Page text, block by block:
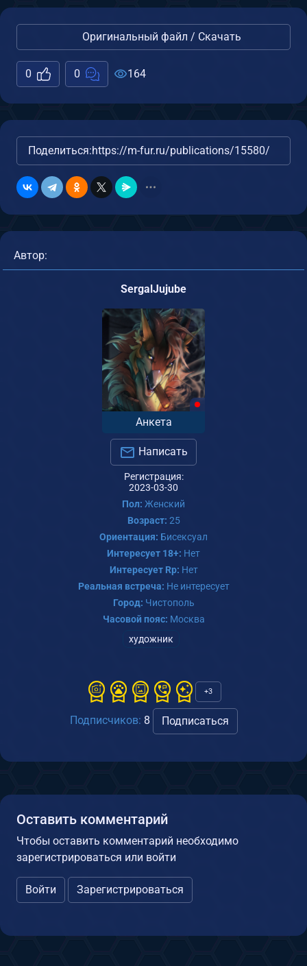
Оригинальный файл / Скачать
0 0 164
Поделиться:https://m-fur.ru/publications/15580/
Автор:
SergalJujube
Анкета
Написать
Регистрация:
2023-03-30
Пол: Женский
Возраст: 25
Ориентация: Бисексуал
Интересует 18+: Нет
Интересует Rp: Нет
Реальная встреча: Не интересует
Город: Чистополь
Часовой пояс: Москва
художник
+3
Подписчиков: 8 Подписаться
Оставить комментарий
Чтобы оставить комментарий необходимо
зарегистрироваться или войти
Войти Зарегистрироваться